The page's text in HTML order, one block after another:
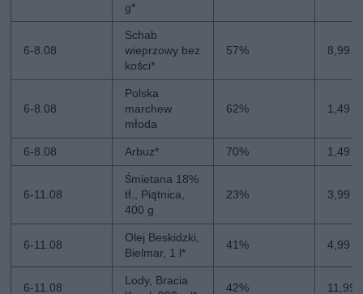
g*
6-8.08
Schab
wieprzowy bez
kości*
57% 8,99
6-8.08
Polska
marchew
młoda
62% 1,49
6-8.08 Arbuz* 70% 1,49
6-11.08
Śmietana 18%
tł., Piątnica,
400 g
23% 3,99
6-11.08
Olej Beskidzki,
Bielmar, 1 l*
41% 4,99
6-11.08
Lody, Bracia
42% 11,99